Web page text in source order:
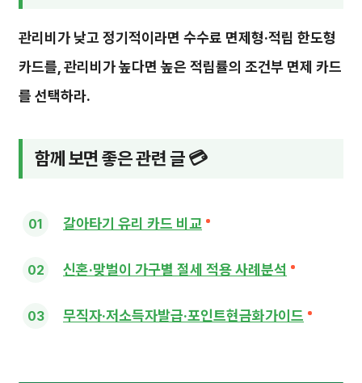
관리비가 낮고 정기적이라면 수수료 면제형·적립 한도형
카드를, 관리비가 높다면 높은 적립률의 조건부 면제 카드
를 선택하라.
함께 보면 좋은 관련 글 💳
갈아타기 유리 카드 비교
신혼·맞벌이 가구별 절세 적용 사례분석
무직자·저소득자발급·포인트현금화가이드